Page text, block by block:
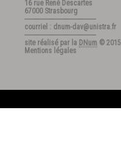
16 rue René Descartes
67000 Strasbourg
---------------------------------------
courriel : dnum-dav@unistra.fr
---------------------------------------
site réalisé par la DNum © 2015
Mentions légales